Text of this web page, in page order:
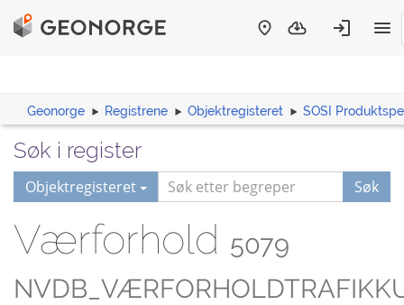
Geonorge Registrene Objektregisteret SOSI
Søk i register
Objektregisteret Søk
Værforhold 5079